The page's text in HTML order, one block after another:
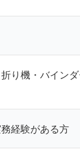
り機・バイン
経験がある方